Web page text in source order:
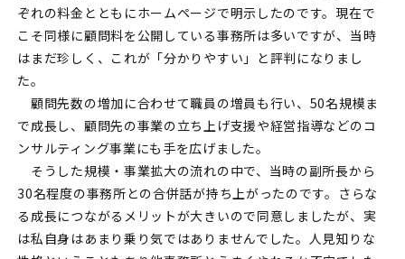
ぞれの料金とともにホームページで明示したのです。現在で
こそ同様に顧問料を公開している事務所は多いですが、当時
はまだ珍しく、これが「分かりやすい」と評判になりまし
た。
顧問先数の増加に合わせて職員の増員も行い、50名規模ま
で成長し、顧問先の事業の立ち上げ支援や経営指導などのコ
ンサルティング事業にも手を広げました。
そうした規模・事業拡大の流れの中で、当時の副所長から
30名程度の事務所との合併話が持ち上がったのです。さらな
る成長につながるメリットが大きいので同意しましたが、実
は私自身はあまり乗り気ではありませんでした。人見知りな